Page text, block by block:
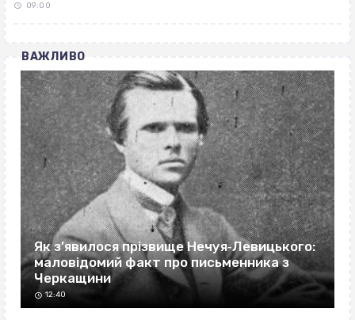
09:00
ВАЖЛИВО
Як з’явилося прізвище Нечуя‐Левицького:
маловідомий факт про письменника з
Черкащини
12:40